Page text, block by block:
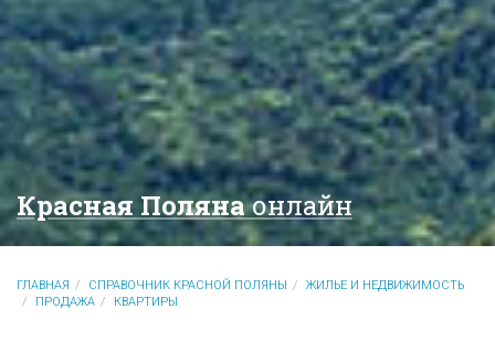
Красная Полянаонлайн
ГЛАВНАЯ СПРАВОЧНИК КРАСНОЙ ПОЛЯНЫ
ЖИЛЬЕ И НЕДВИЖИМОСТЬ
ПРОДАЖА
КВАРТИРЫ